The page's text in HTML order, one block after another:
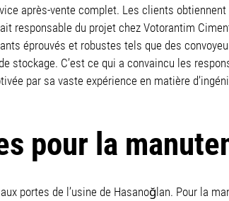
après-vente complet. Les clients
responsable du projet chez Votorantim
éprouvés et robustes tels que des
stockage. C’est ce qui a convaincu les
par sa vaste expérience en matière
pour la
portes de l’usine de Hasanoğlan. Pour la